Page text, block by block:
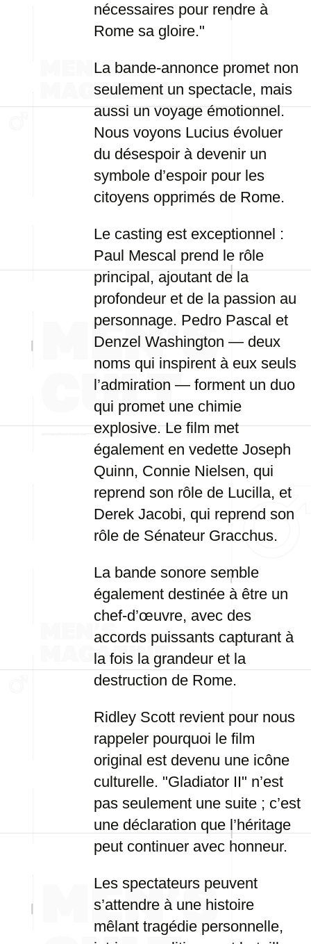
nécessaires pour rendre à
Rome sa gloire."
La bande-annonce promet non
seulement un spectacle, mais
aussi un voyage émotionnel.
Nous voyons Lucius évoluer
du désespoir à devenir un
symbole d’espoir pour les
citoyens opprimés de Rome.
Le casting est exceptionnel :
Paul Mescal prend le rôle
principal, ajoutant de la
profondeur et de la passion au
personnage. Pedro Pascal et
Denzel Washington — deux
noms qui inspirent à eux seuls
l’admiration — forment un duo
qui promet une chimie
explosive. Le film met
également en vedette Joseph
Quinn, Connie Nielsen, qui
reprend son rôle de Lucilla, et
Derek Jacobi, qui reprend son
rôle de Sénateur Gracchus.
La bande sonore semble
également destinée à être un
chef-d’œuvre, avec des
accords puissants capturant à
la fois la grandeur et la
destruction de Rome.
Ridley Scott revient pour nous
rappeler pourquoi le film
original est devenu une icône
culturelle. "Gladiator II" n’est
pas seulement une suite ; c’est
une déclaration que l’héritage
peut continuer avec honneur.
Les spectateurs peuvent
s’attendre à une histoire
mêlant tragédie personnelle,